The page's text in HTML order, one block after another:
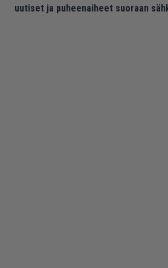
uutiset ja puheenaiheet suoraan